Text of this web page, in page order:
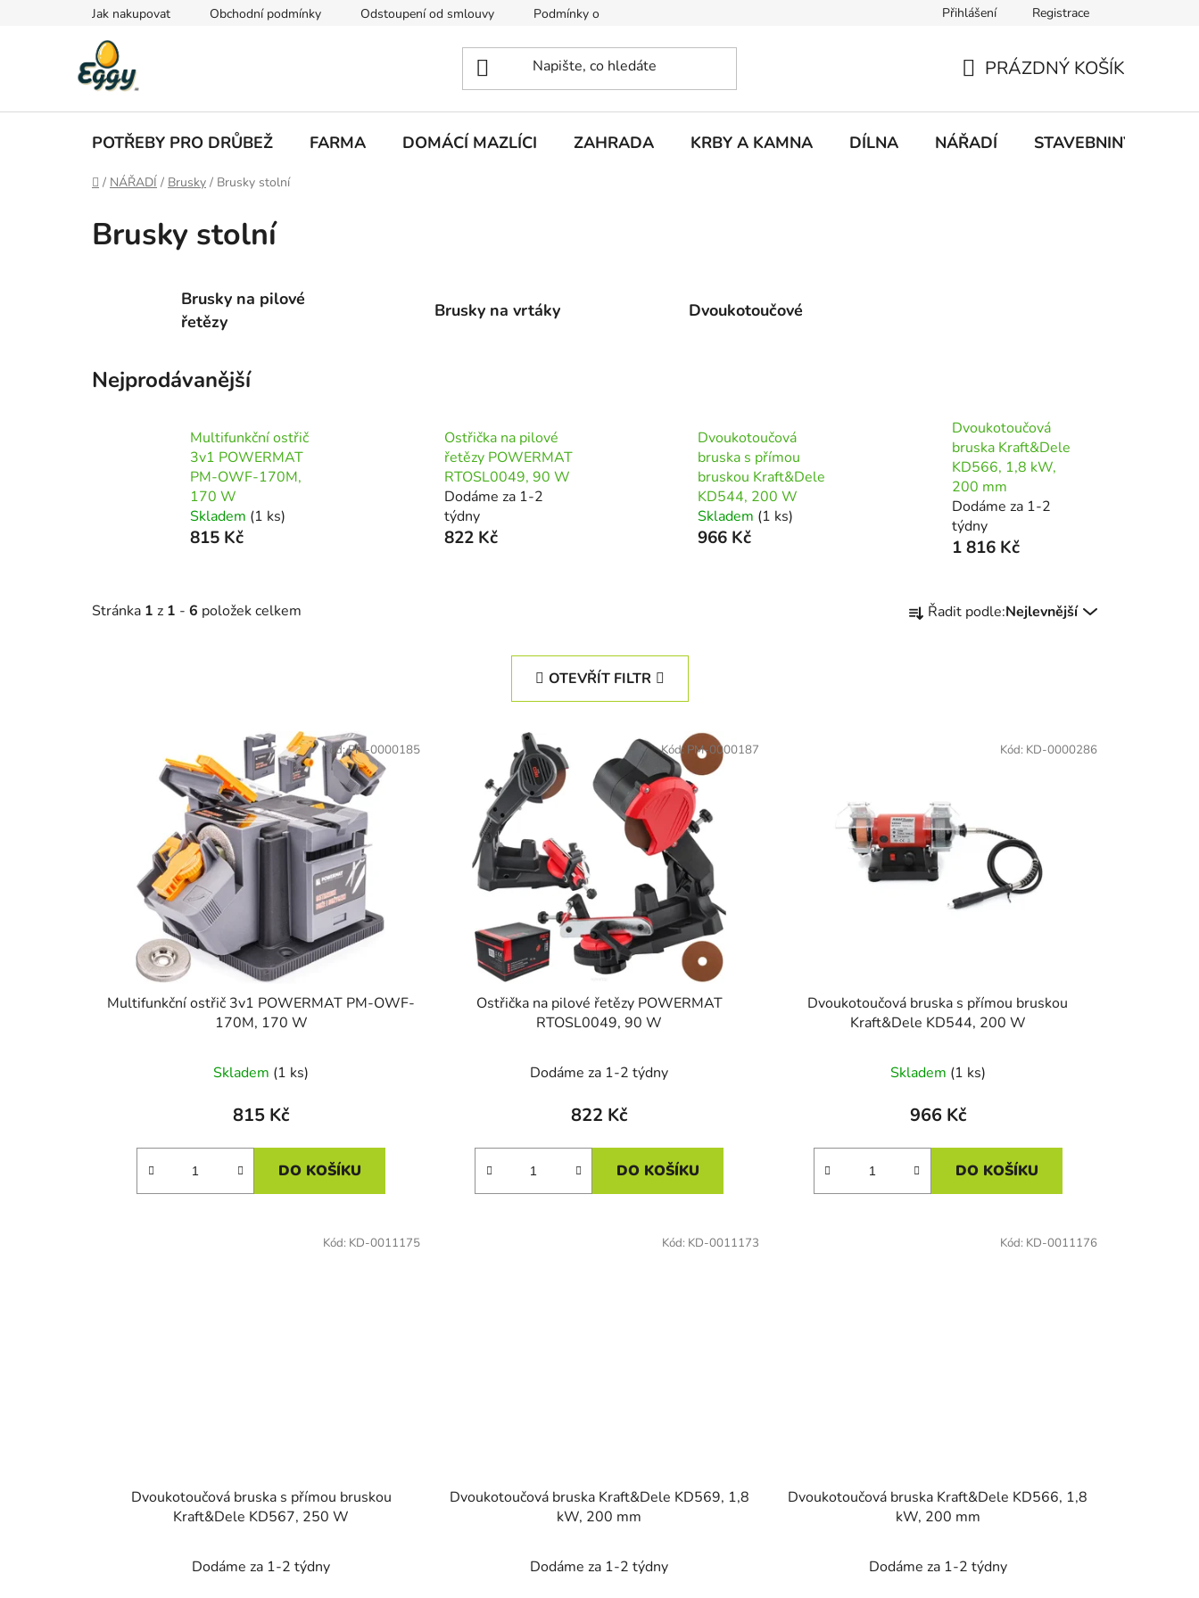
Jak nakupovat Obchodní podmínky Odstoupení od smlouvy Podmínky ochrany osobních údajů Doprava a platbaPřihlášení Registrace
KOŠÍK
PRÁZDNÝ KOŠÍK
POTŘEBY PRO DRŮBEŽ FARMA DOMÁCÍ MAZLÍCI ZAHRADA KRBY A KAMNA DÍLNA NÁŘADÍ STAVEBNINY
Domů
/ NÁŘADÍ / Brusky / Brusky stolní
Brusky stolní
Brusky na pilové
řetězy
Brusky na vrtáky Dvoukotoučové
Nejprodávanější
Multifunkční ostřič
3v1 POWERMAT
PM-OWF-170M,
170 W
Skladem (1 ks)
815 Kč
Ostřička na pilové
řetězy POWERMAT
RTOSL0049, 90 W
Dodáme za 1-2
týdny
822 Kč
Dvoukotoučová
bruska s přímou
bruskou Kraft&Dele
KD544, 200 W
Skladem (1 ks)
966 Kč
Dvoukotoučová
bruska Kraft&Dele
KD566, 1,8 kW,
200 mm
Dodáme za 1-2
týdny
1 816 Kč
Stránka 1 z 1 - 6 položek celkem
a
d
u
k
t
Řadit podle:Nejlevnější
OTEVŘÍT FILTR
Multifunkční ostřič 3v1 POWERMAT PM-OWF-
170M, 170 W
Skladem (1 ks)
815 Kč
DO KOŠÍKU
Kód:PM-0000185
Ostřička na pilové řetězy POWERMAT
RTOSL0049, 90 W
Dodáme za 1-2 týdny
822 Kč
DO KOŠÍKU
Kód: PM-0000187
Dvoukotoučová bruska s přímou bruskou
Kraft&Dele KD544, 200 W
Skladem (1 ks)
966 Kč
DO KOŠÍKU
Kód: KD-0000286
Dvoukotoučová bruska s přímou bruskou
Kraft&Dele KD567, 250 W
Dodáme za 1-2 týdny
Kód: KD-0011175
Dvoukotoučová bruska Kraft&Dele KD569, 1,8
kW, 200 mm
Dodáme za 1-2 týdny
Kód: KD-0011173
Dvoukotoučová bruska Kraft&Dele KD566, 1,8
kW, 200 mm
Dodáme za 1-2 týdny
Kód: KD-0011176